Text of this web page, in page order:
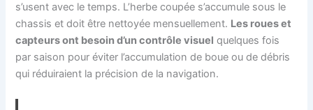
s’usent avec le temps. L’herbe coupée s’accumule sous le
chassis et doit être nettoyée mensuellement. Les roues et
capteurs ont besoin d’un contrôle visuel quelques fois
par saison pour éviter l’accumulation de boue ou de débris
qui réduiraient la précision de la navigation.